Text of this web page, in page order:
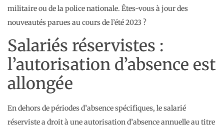
militaire ou de la police nationale. Êtes-vous à jour des
nouveautés parues au cours de l’été 2023 ?
Salariés réservistes :
l’autorisation d’absence est
allongée
En dehors de périodes d’absence spécifiques, le salarié
réserviste a droit à une autorisation d’absence annuelle au titre